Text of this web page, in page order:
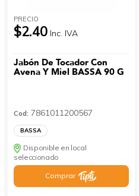
PRECIO
$2.40 Inc. IVA
Jabón De Tocador Con
Avena Y Miel BASSA 90 G
Cod: 7861011200567
BASSA
Disponible en local
seleccionado
Comprar